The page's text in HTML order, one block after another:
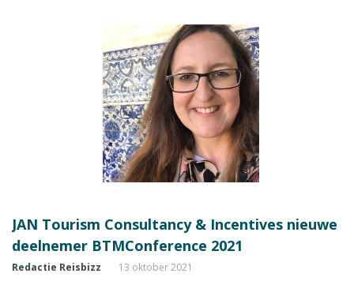
JAN Tourism Consultancy & Incentives nieuwe
deelnemer BTMConference 2021
Redactie Reisbizz 13 oktober 2021